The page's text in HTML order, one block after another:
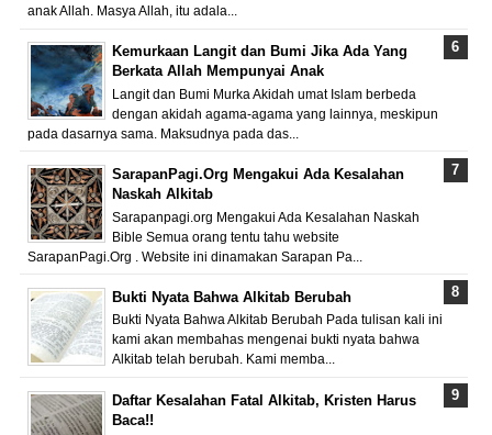
anak Allah. Masya Allah, itu adala...
Kemurkaan Langit dan Bumi Jika Ada Yang
Berkata Allah Mempunyai Anak
Langit dan Bumi Murka Akidah umat Islam berbeda
dengan akidah agama-agama yang lainnya, meskipun
pada dasarnya sama. Maksudnya pada das...
SarapanPagi.Org Mengakui Ada Kesalahan
Naskah Alkitab
Sarapanpagi.org Mengakui Ada Kesalahan Naskah
Bible Semua orang tentu tahu website
SarapanPagi.Org . Website ini dinamakan Sarapan Pa...
Bukti Nyata Bahwa Alkitab Berubah
Bukti Nyata Bahwa Alkitab Berubah Pada tulisan kali ini
kami akan membahas mengenai bukti nyata bahwa
Alkitab telah berubah. Kami memba...
Daftar Kesalahan Fatal Alkitab, Kristen Harus
Baca!!